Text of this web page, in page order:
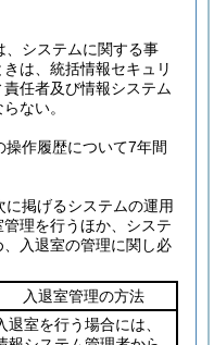
、システムに関する事
は、統括情報セキュリ
任者及び情報システム
ない。
作履歴について7年間
掲げるシステムの運用
理を行うほか、システ
入退室の管理に関し必
入退室管理の方法
退室を行う場合には、